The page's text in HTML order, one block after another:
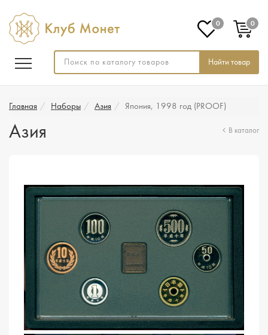
Найти товар
0 0
Главная Наборы Азия Япония, 1998 год (PROOF)
Азия В каталог